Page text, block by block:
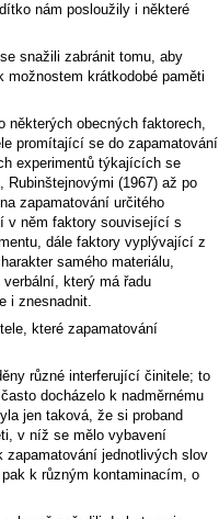
nám posloužily i některé
snažili zabránit tomu, aby
možnostem krátkodobé paměti
některých obecných faktorech,
promítající se do zapamatování
experimentů týkajících se
Rubinštejnovými (1967) až po
zapamatování určitého
v něm faktory související s
dále faktory vyplývající z
samého materiálu,
který má řadu
i znesnadnit.
které zapamatování
různé interferující činitele; to
docházelo k nadměrnému
jen taková, že si proband
v níž se mělo vybavení
zapamatování jednotlivých slov
k různým kontaminacím, o